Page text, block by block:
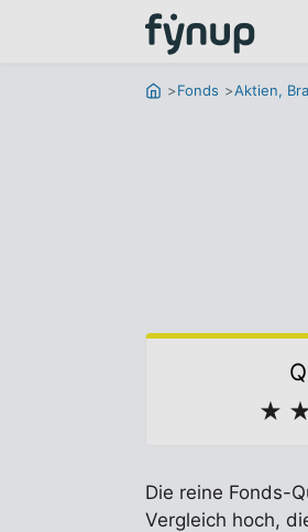
Fonds Aktien,
★
Die reine Fonds-
Vergleich hoch,